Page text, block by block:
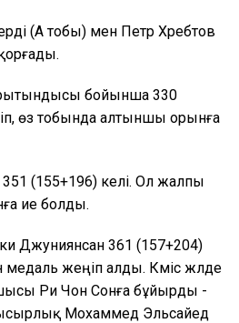
(А тобы) мен Петр Хребтов
бойынша 330
өз тобында алтыншы орынға
351 (155+196) келі. Ол жалпы
ие болды.
Джуниянсан 361 (157+204)
жеңіп алды. Күміс жүлде
Ри Чон Сонға бұйырды -
Мохаммед Эльсайед